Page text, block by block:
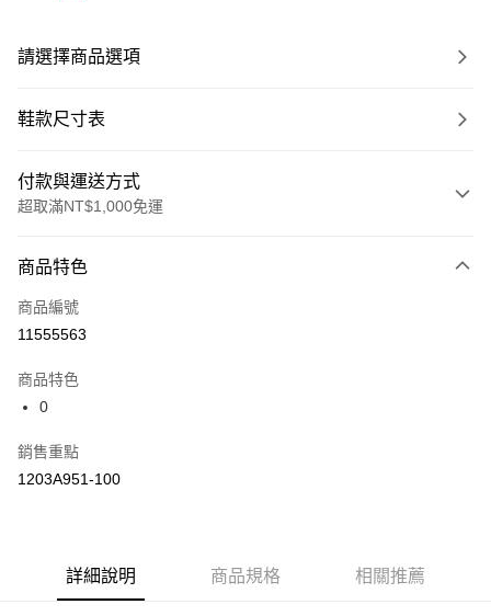
請選擇商品選項
鞋款尺寸表
付款與運送方式
超取滿NT$1,000免運
信用卡一次付款
信用卡分期付款
合作金庫商業銀行
華南商業銀行
國泰世華商業銀行
臺灣中小企業銀行
玉山商業銀行
星展（台灣）商業銀行
台新國際商業銀行
運送方式
付款後全家取貨(僅限台灣本島，離島恕不配送) 預計5-7個工
付款後萊爾富取貨(僅限台灣本島，離島恕不配送) 預計5-7個
商品特色
商品編號
11555563
商品特色
0
銷售重點
1203A951-100
詳細說明 商品規格 相關推薦